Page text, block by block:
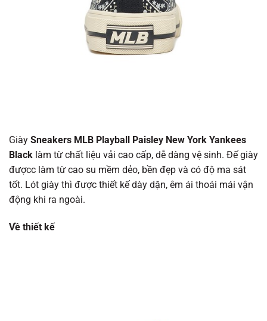
Giày Sneakers MLB Playball Paisley New York Yankees
Black làm từ chất liệu vải cao cấp, dễ dàng vệ sinh. Đế giày
đượcc làm từ cao su mềm dẻo, bền đẹp và có độ ma sát
tốt. Lót giày thì được thiết kế dày dặn, êm ái thoái mái vận
động khi ra ngoài.
Về thiết kế